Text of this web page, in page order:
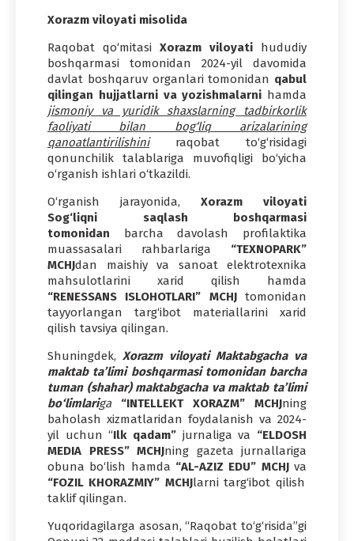
Xorazm viloyati misolida
Raqobat qo‘mitasi Xorazm viloyati hududiy
boshqarmasi tomonidan 2024-yil davomida
davlat boshqaruv organlari tomonidan qabul
qilingan hujjatlarni va yozishmalarni hamda
jismoniy va yuridik shaxslarning tadbirkorlik
faoliyati bilan bog‘liq arizalarining
qanoatlantirilishiniraqobat to‘g‘risidagi
qonunchilik talablariga muvofiqligi bo‘yicha
o‘rganish ishlari o‘tkazildi.
O‘rganish jarayonida, Xorazm viloyati
Sog‘liqni saqlash boshqarmasi
tomonidan barcha davolash profilaktika
muassasalari rahbarlariga “TEXNOPARK”
MCHJdan maishiy va sanoat elektrotexnika
mahsulotlarini xarid qilish hamda
“RENESSANS ISLOHOTLARI” MCHJtomonidan
tayyorlangan targ‘ibot materiallarini xarid
qilish tavsiya qilingan.
Shuningdek, Xorazm viloyati Maktabgacha va
maktab ta’limi boshqarmasi tomonidan barcha
tuman (shahar) maktabgacha va maktab ta’limi
bo‘limlariga“INTELLEKT XORAZM” MCHJning
baholash xizmatlaridan foydalanish va 2024-
yil uchun “Ilk qadam” jurnaliga va “ELDOSH
MEDIA PRESS” MCHJning gazeta jurnallariga
obuna bo‘lish hamda “AL-AZIZ EDU” MCHJ va
“FOZIL KHORAZMIY” MCHJlarni targ‘ibot qilish
taklif qilingan.
Yuqoridagilarga asosan, “Raqobat to‘g‘risida”gi